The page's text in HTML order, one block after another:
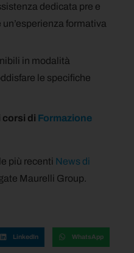
dedicata pre e
formativa
in modalità
le specifiche
corsi di Formazione
più recenti News di
Maurelli Group.
LinkedIn WhatsApp